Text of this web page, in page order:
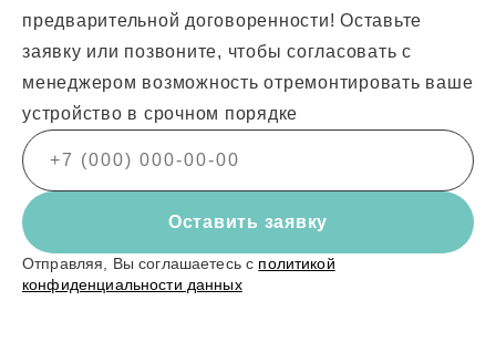
предварительной договоренности! Оставьте
заявку или позвоните, чтобы согласовать с
менеджером возможность отремонтировать ваше
устройство в срочном порядке
Оставить заявку
Отправляя, Вы соглашаетесь с политикой
конфиденциальности данных